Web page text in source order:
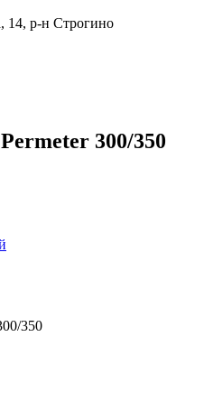
14, р-н Строгино
300/350
350